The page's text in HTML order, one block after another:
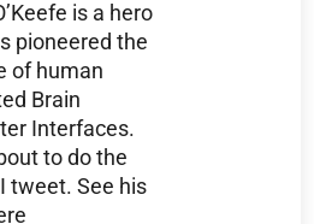
is a hero
pioneered the
of human
Brain
Interfaces.
to do the
tweet. See his